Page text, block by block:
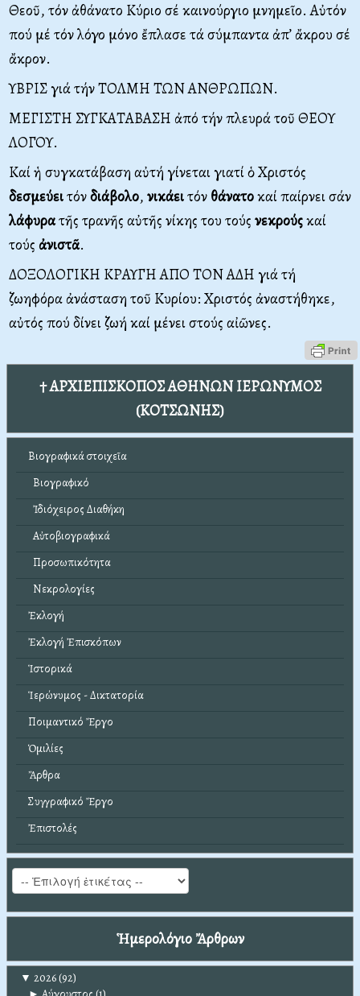
Θεοῦ, τόν ἀθάνατο Κύριο σέ καινούργιο μνημεῖο. Αὐτόν
πού μέ τόν λόγο μόνο ἔπλασε τά σύμπαντα ἀπ’ ἄκρου σέ
ἄκρον.
ΥΒΡΙΣ γιά τήν ΤΟΛΜΗ ΤΩΝ ΑΝΘΡΩΠΩΝ.
ΜΕΓΙΣΤΗ ΣΥΓΚΑΤΑΒΑΣΗ ἀπό τήν πλευρά τοῦ ΘΕΟΥ
ΛΟΓΟΥ.
Καί ἡ συγκατάβαση αὐτή γίνεται γιατί ὁ Χριστός
δεσμεύειτόνδιάβολο, νικάειτόν θάνατοκαί παίρνει σάν
λάφυρατῆς τρανῆς αὐτῆς νίκης του τούς νεκρούςκαί
τούς ἀνιστᾶ.
ΔΟΞΟΛΟΓΙΚΗ ΚΡΑΥΓΗ ΑΠΟ ΤΟΝ ΑΔΗ γιά τή
ζωηφόρα ἀνάσταση τοῦ Κυρίου: Χριστός ἀναστήθηκε,
αὐτός πού δίνει ζωή καί μένει στούς αἰῶνες.
† ΑΡΧΙΕΠΙΣΚΟΠΟΣ ΑΘΗΝΩΝ ΙΕΡΩΝΥΜΟΣ
(ΚΟΤΣΩΝΗΣ)
Βιογραφικά στοιχεῖα
Βιογραφικό
Ἰδιόχειρος Διαθήκη
Αὐτοβιογραφικά
Προσωπικότητα
Νεκρολογίες
Ἐκλογή
Ἐκλογή Ἐπισκόπων
Ἱστορικά
Ἱερώνυμος - Δικτατορία
Ποιμαντικό Ἔργο
Ὁμιλίες
Ἄρθρα
Συγγραφικό Ἔργο
Ἐπιστολές
Ἡμερολόγιο Ἄρθρων
▼ 2026(92)